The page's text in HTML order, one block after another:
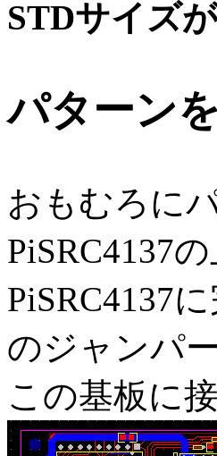
STDサイズ
パターン
おもむろに
PiSRC4137
PiSRC4137
のジャンパ
この基板に